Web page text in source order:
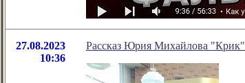
27.08.2023
10:36
Рассказ Юрия Михайлова "Крик"